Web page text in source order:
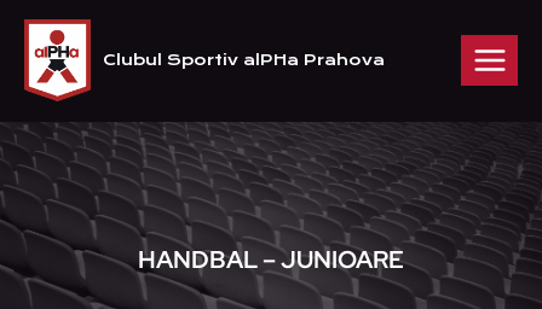
Skip
content
Clubul Sportiv alPHa Prahova
HANDBAL – JUNIOARE